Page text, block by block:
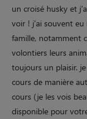
un croisé husky et
voir ! j'ai souvent eu
famille, notamment
volontiers leurs
toujours un plaisir.
cours de manière
cours (je les vois
disponible pour